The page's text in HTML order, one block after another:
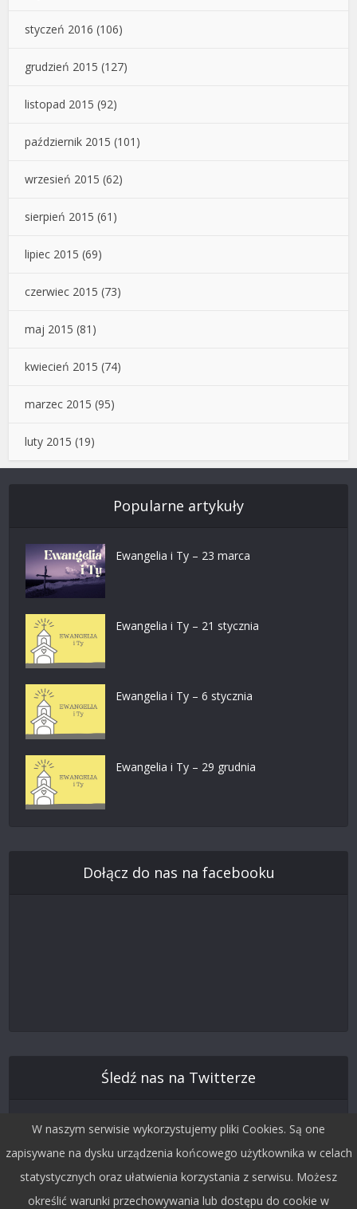
styczeń 2016 (106)
grudzień 2015 (127)
listopad 2015 (92)
październik 2015 (101)
wrzesień 2015 (62)
sierpień 2015 (61)
lipiec 2015 (69)
czerwiec 2015 (73)
maj 2015 (81)
kwiecień 2015 (74)
marzec 2015 (95)
luty 2015 (19)
Popularne artykuły
Ewangelia i Ty – 23 marca
Ewangelia i Ty – 21 stycznia
Ewangelia i Ty – 6 stycznia
Ewangelia i Ty – 29 grudnia
Dołącz do nas na facebooku
Śledź nas na Twitterze
W naszym serwisie wykorzystujemy pliki Cookies. Są one
zapisywane na dysku urządzenia końcowego użytkownika w celach
statystycznych oraz ułatwienia korzystania z serwisu. Możesz
określić warunki przechowywania lub dostępu do cookie w